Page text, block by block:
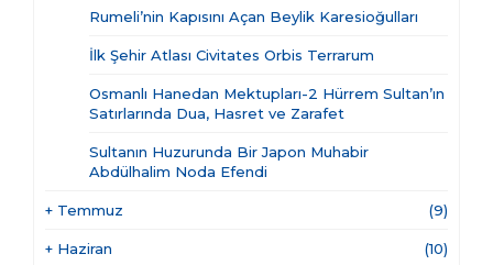
Rumeli’nin Kapısını Açan Beylik Karesioğulları
İlk Şehir Atlası Civitates Orbis Terrarum
Osmanlı Hanedan Mektupları-2 Hürrem Sultan’ın
Satırlarında Dua, Hasret ve Zarafet
Sultanın Huzurunda Bir Japon Muhabir
Abdülhalim Noda Efendi
+ Temmuz (9)
+ Haziran (10)